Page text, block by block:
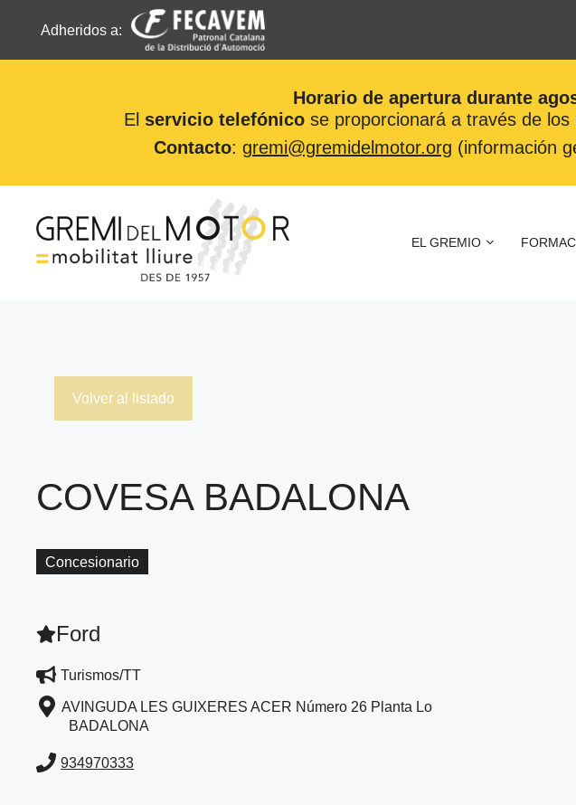
Adheridos a:
Horario de apertura durante
El servicio telefónico se proporcionará a través de
Contacto: gremi@gremidelmotor.org (información
contenido
EL GREMIO
Volver al listado
COVESA BADALONA
Concesionario
Ford
Turismos/TT
AVINGUDA LES GUIXERES ACER Número 26 Planta Lo
BADALONA
934970333